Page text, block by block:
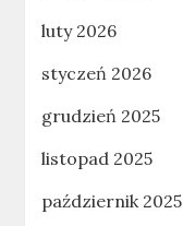
luty 2026
styczeń 2026
grudzień 2025
listopad 2025
październik 2025